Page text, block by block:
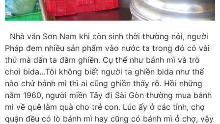
Nhà văn Sơn Nam khi còn sinh thời thường nói, người
Pháp đem nhiều sản phẩm vào nước ta trong đó có vài
thứ mà dân ta đâm ghiền. Cụ thể như bánh mì và trò
chơi bida…Tôi không biết người ta ghiền bida như thế
nào chứ bánh mì thì ai cũng ghiền thấy rõ. Hồi những
năm 1960, người miền Tây đi Sài Gòn thường mua bánh
mì về quê làm quà cho trẻ con. Lúc ấy ở các tỉnh, chợ
quận đều có lò bánh mì hay cũng có bánh mì ở chợ, vậy